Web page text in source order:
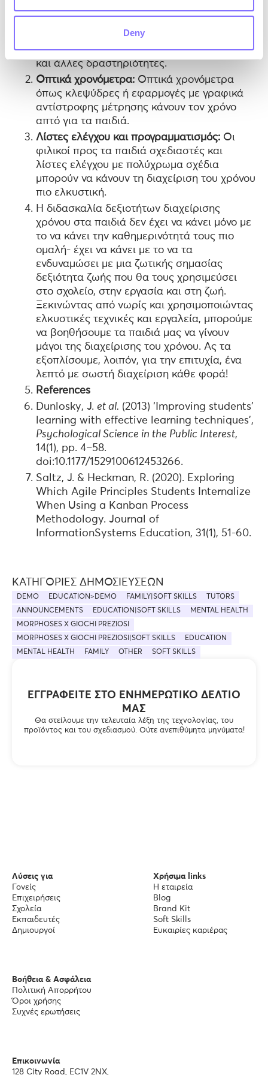
Deny
Ημερολόγιο της Google ή εφαρμογές για
παιδιά. Μπορούν να προγραμματίσουν την
εργασία στο σπίτι, την ώρα του παιχνιδιού
και άλλες δραστηριότητες.
Οπτικά χρονόμετρα: Οπτικά χρονόμετρα
όπως κλεψύδρες ή εφαρμογές με γραφικά
αντίστροφης μέτρησης κάνουν τον χρόνο
απτό για τα παιδιά.
Λίστες ελέγχου και προγραμματισμός: Οι
φιλικοί προς τα παιδιά σχεδιαστές και
λίστες ελέγχου με πολύχρωμα σχέδια
μπορούν να κάνουν τη διαχείριση του χρόνου
πιο ελκυστική.
Η διδασκαλία δεξιοτήτων διαχείρισης
χρόνου στα παιδιά δεν έχει να κάνει μόνο με
το να κάνει την καθημερινότητά τους πιο
ομαλή- έχει να κάνει με το να τα
ενδυναμώσει με μια ζωτικής σημασίας
δεξιότητα ζωής που θα τους χρησιμεύσει
στο σχολείο, στην εργασία και στη ζωή.
Ξεκινώντας από νωρίς και χρησιμοποιώντας
ελκυστικές τεχνικές και εργαλεία, μπορούμε
να βοηθήσουμε τα παιδιά μας να γίνουν
μάγοι της διαχείρισης του χρόνου. Ας τα
εξοπλίσουμε, λοιπόν, για την επιτυχία, ένα
λεπτό με σωστή διαχείριση κάθε φορά!
References
Dunlosky, J. et al. (2013) ‘Improving students’
learning with effective learning techniques’,
Psychological Science in the Public Interest,
14(1), pp. 4–58.
doi:10.1177/1529100612453266.
Saltz, J. & Heckman, R. (2020). Exploring
Which Agile Principles Students Internalize
When Using a Kanban Process
Methodology. Journal of
InformationSystems Education, 31(1), 51-60.
ΕΓΓΡΑΦΕΊΤΕ ΣΤΟ ΕΝΗΜΕΡΩΤΙΚΌ ΔΕΛΤΊΟ
ΜΑΣ
Θα στείλουμε την τελευταία λέξη της τεχνολογίας, του
προϊόντος και του σχεδιασμού. Ούτε ανεπιθύμητα μηνύματα!
ΚΑΤΗΓΟΡΊΕΣ ΔΗΜΟΣΙΕΎΣΕΩΝ
DEMO EDUCATION>DEMO FAMILY|SOFT SKILLS
TUTORS
ANNOUNCEMENTS
EDUCATION|SOFT SKILLS
MENTAL HEALTH
MORPHOSES X GIOCHI PREZIOSI
MORPHOSES X GIOCHI PREZIOSI|SOFT SKILLS
EDUCATION
MENTAL HEALTH
FAMILY OTHER SOFT SKILLS
Λύσεις για
Γονείς
Επιχειρήσεις
Σχολεία
Εκπαιδευτές
Δημιουργοί
Χρήσιμα links
Η εταιρεία
Blog
Brand Kit
Soft Skills
Ευκαιρίες καριέρας
Βοήθεια & Ασφάλεια
Πολιτική Απορρήτου
Όροι χρήσης
Συχνές ερωτήσεις
Επικοινωνία
128 City Road, EC1V 2NX,